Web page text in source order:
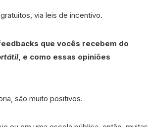
via leis de incentivo.
que vocês recebem do
, e como essas opiniões
são muito positivos.